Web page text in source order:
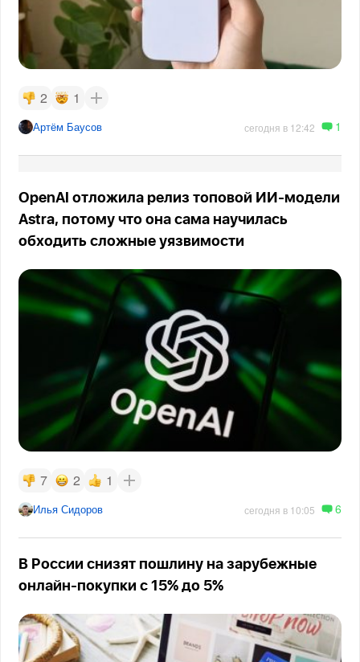
2 1
Артём Баусов сегодня в 12:42 1
OpenAI отложила релиз топовой ИИ-модели
Astra, потому что она сама научилась
обходить сложные уязвимости
7 2 1
Илья Сидоров сегодня в 10:05 6
В России снизят пошлину на зарубежные
онлайн-покупки с 15% до 5%